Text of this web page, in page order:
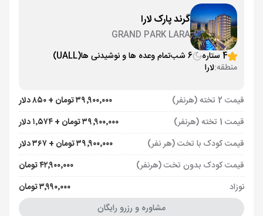
گرند پارک لارا
GRAND PARK LARA
4 ستاره
6 شب تمام وعده ها و نوشیدنی ها(UALL)
منطقه:لارا
قیمت 2 تخته (هرنفر)
۳۹٬۹۰۰٬۰۰۰ تومان + ۸۵۰ دلار
قیمت 1 تخته (هرنفر)
۳۹٬۹۰۰٬۰۰۰ تومان + ۱٬۵۷۴ دلار
قیمت کودک با تخت (هر نفر)
۳۹٬۹۰۰٬۰۰۰ تومان + ۳۶۷ دلار
قیمت کودک بدون تخت (هرنفر)
۴۲٬۹۰۰٬۰۰۰ تومان
نوزاد
۳٬۹۹۰٬۰۰۰ تومان
مشاوره و رزرو رایگان